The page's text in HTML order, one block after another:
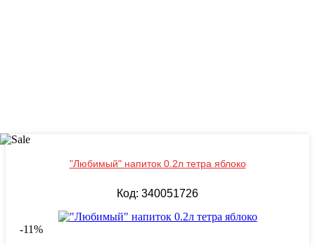
"Любимый" напиток 0.2л тетра яблоко
Код: 340051726
-11%